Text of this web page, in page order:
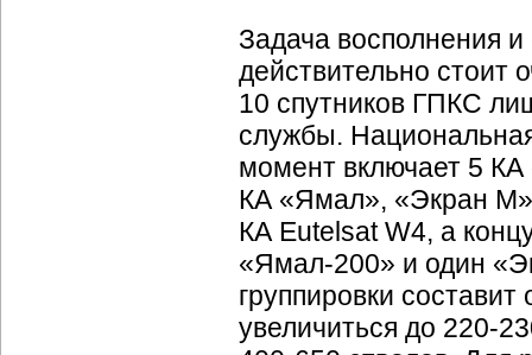
Задача восполнения и
действительно стоит
10 спутников ГПКС
службы.
момент включает 5
КА «Ямал», «Экран М»
КА Eutelsat W4, а
«Ямал-200» и один
группировки
увеличиться до 220-